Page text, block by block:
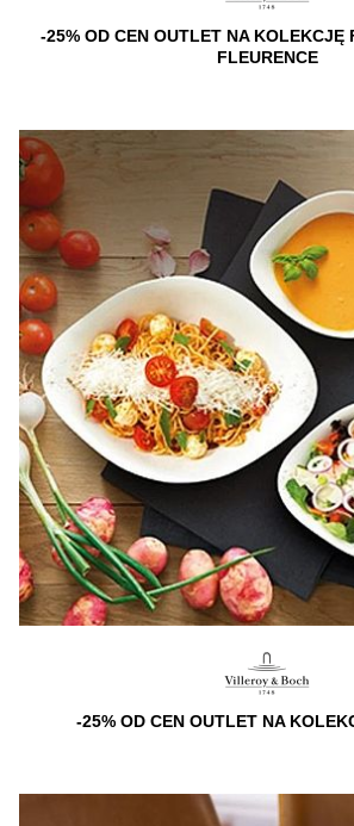
-25% OD CEN OUTLET NA KOLEKCJĘ
FLEURENCE
-25% OD CEN OUTLET NA